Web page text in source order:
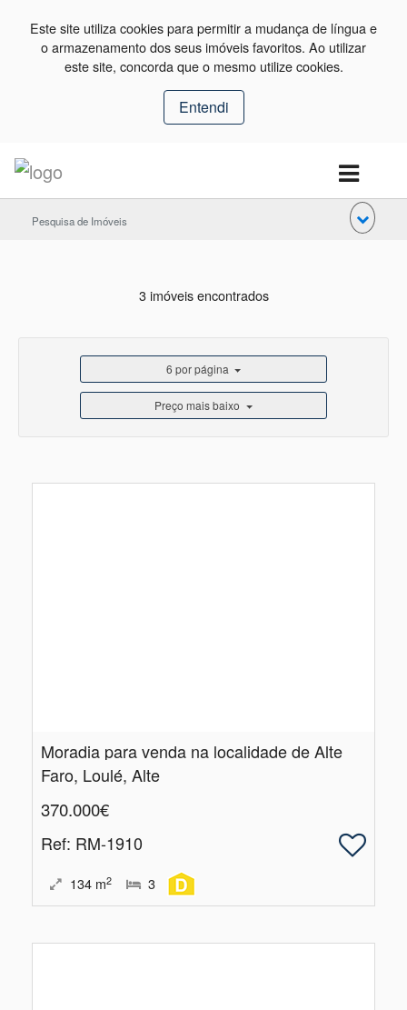
Este site utiliza cookies para permitir a mudança de língua e
o armazenamento dos seus imóveis favoritos. Ao utilizar
este site, concorda que o mesmo utilize cookies.
Entendi
Pesquisa de Imóveis
3 imóveis encontrados
6 por página
Preço mais baixo
Moradia para venda na localidade de Alte
Faro, Loulé, Alte
370.000€
Ref: RM-1910
134 m2 3